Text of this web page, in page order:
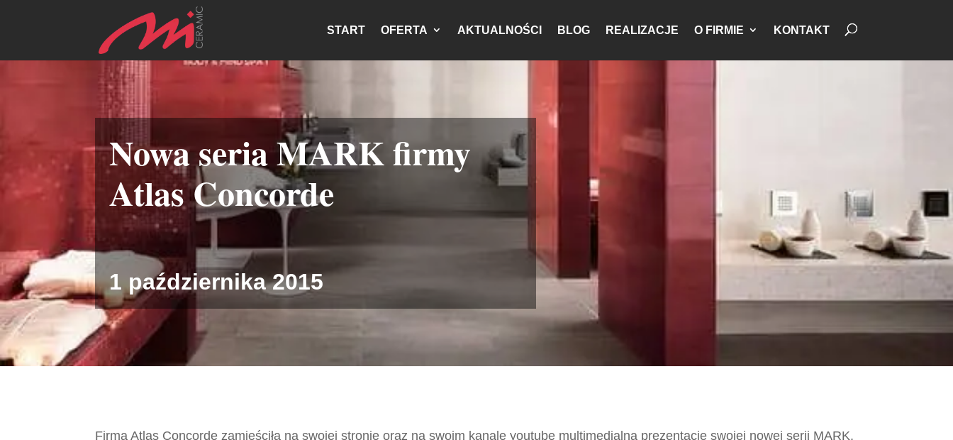
START OFERTA AKTUALNOŚCI BLOG REALIZACJE O FIRMIE KONTAKT
Nowa seria MARK firmy
Atlas Concorde
1 października 2015
Firma Atlas Concorde zamieściła na swojej stronie oraz na swoim kanale youtube multimedialną prezentację swojej nowej serii MARK.